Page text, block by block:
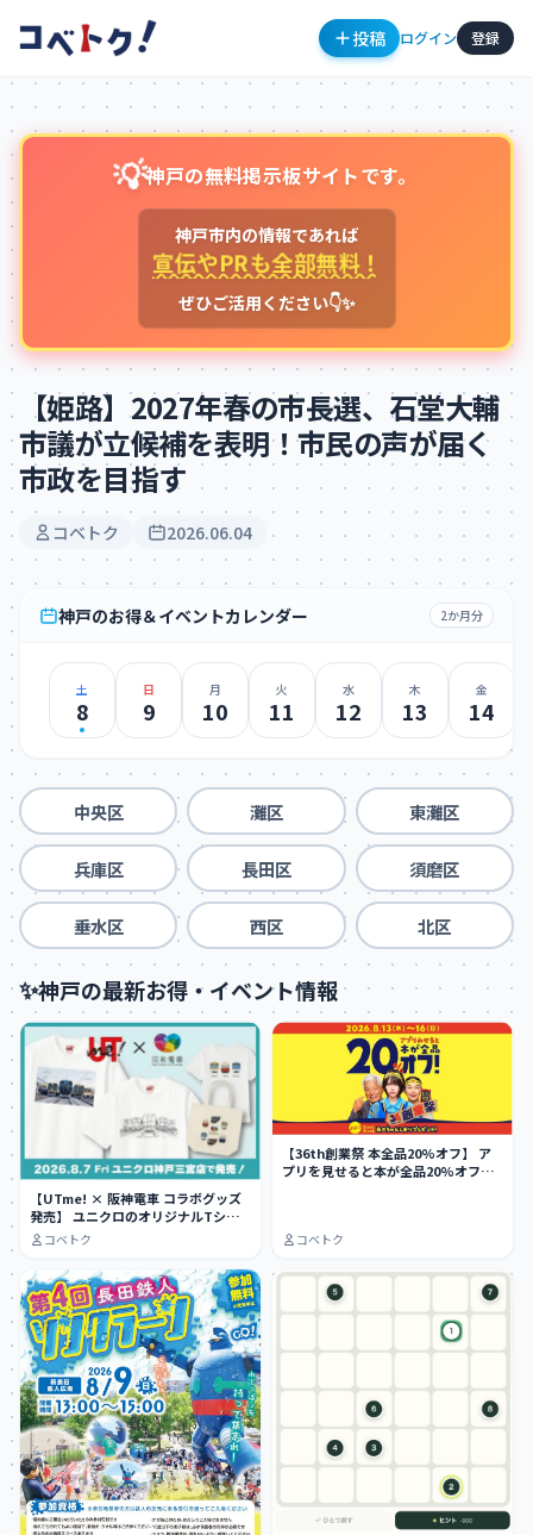
投稿 ログイン 登録
💡神戸の無料掲示板サイトです。
神戸市内の情報であれば
宣伝やPRも全部無料！
ぜひご活用ください👇✨
【姫路】2027年春の市長選、石堂大輔
市議が立候補を表明！市民の声が届く
市政を目指す
コベトク 2026.06.04
神戸のお得＆イベントカレンダー 2か月分
土
8
日
9
月
10
火
11
水
12
木
13
金
14
中央区 灘区 東灘区
兵庫区 長田区 須磨区
垂水区 西区 北区
✨神戸の最新お得・イベント情報
【UTme! × 阪神電車 コラボグッズ
発売】 ユニクロのオリジナルTシャ
ツ作…
コベトク
【36th創業祭 本全品20%オフ】 ア
プリを見せると本が全品20%オフ
コベトク
コメントを投稿するにはログインが必要です
ログイン
新規登録